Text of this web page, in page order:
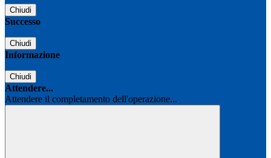
Chiudi
Successo
Chiudi
Informazione
Chiudi
Attendere...
Attendere il completamento dell'operazione...